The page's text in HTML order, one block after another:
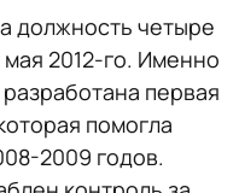
должность четыре
мая 2012-го. Именно
первая
помогла
2009 годов.